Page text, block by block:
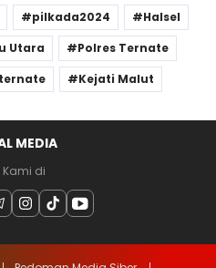
pilkada2024
Halsel
Utara
Polres Ternate
Kejati Malut
MEDIA
Kami di